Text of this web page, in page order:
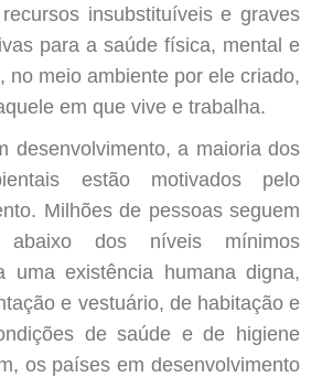
insubstituíveis e graves
para a saúde física, mental e
no meio ambiente por ele criado,
em que vive e trabalha.
desenvolvimento, a maioria dos
estão motivados pelo
Milhões de pessoas seguem
abaixo dos níveis mínimos
uma existência humana digna,
e vestuário, de habitação e
de saúde e de higiene
os países em desenvolvimento